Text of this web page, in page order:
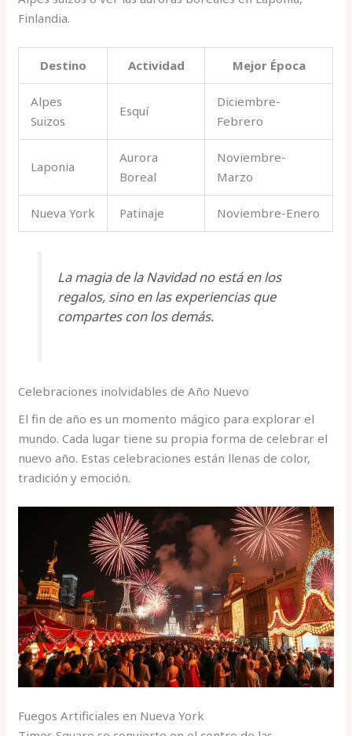
Finlandia.
Destino Actividad Mejor Época
Alpes
Suizos
Esquí
Diciembre-
Febrero
Laponia
Aurora
Boreal
Noviembre-
Marzo
Nueva York Patinaje Noviembre-Enero
La magia de la Navidad no está en los
regalos, sino en las experiencias que
compartes con los demás.
Celebraciones inolvidables de Año Nuevo
El fin de año es un momento mágico para explorar el
mundo. Cada lugar tiene su propia forma de celebrar el
nuevo año. Estas celebraciones están llenas de color,
tradición y emoción.
Fuegos Artificiales en Nueva York